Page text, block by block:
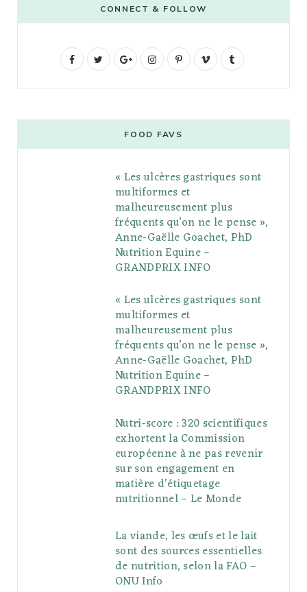
CONNECT & FOLLOW
F
b
t
G
g
l
e
P
l
s
I
t
a
g
r
a
m
P
e
r
e
s
V
o
l
r
FOOD FAVS
« Les ulcères gastriques sont
multiformes et
malheureusement plus
fréquents qu’on ne le pense »,
Anne-Gaëlle Goachet, PhD
Nutrition Equine –
GRANDPRIX INFO
« Les ulcères gastriques sont
multiformes et
malheureusement plus
fréquents qu’on ne le pense »,
Anne-Gaëlle Goachet, PhD
Nutrition Equine –
GRANDPRIX INFO
Nutri-score : 320 scientifiques
exhortent la Commission
européenne à ne pas revenir
sur son engagement en
matière d’étiquetage
nutritionnel – Le Monde
La viande, les œufs et le lait
sont des sources essentielles
de nutrition, selon la FAO –
ONU Info